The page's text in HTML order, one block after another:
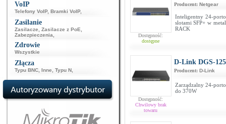
VoIP
Telefony VoIP, Bramki VoIP,
Zasilanie
Zasilacze Zasilacze z PoE
Zabezpieczenia
Zdrowie
Wszystkie
Złącza
Typu BNC Inne Typu N
Dostępność:
dostępne
Producent: Netgear
Inteligentny 24-
slotami SFP+ w
RACK
Dostępność:
Chwilowy brak
towaru
D-Link DGS-
Producent: D-Link
Zarządzalny 24-
do 370W